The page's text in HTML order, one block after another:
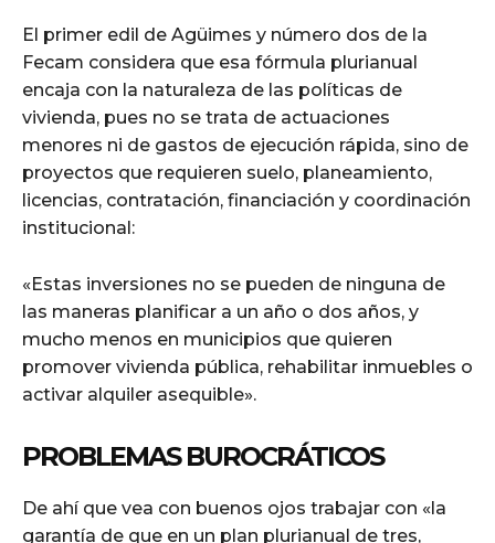
El primer edil de Agüimes y número dos de la
Fecam considera que esa fórmula plurianual
encaja con la naturaleza de las políticas de
vivienda, pues no se trata de actuaciones
menores ni de gastos de ejecución rápida, sino de
proyectos que requieren suelo, planeamiento,
licencias, contratación, financiación y coordinación
institucional:
«Estas inversiones no se pueden de ninguna de
las maneras planificar a un año o dos años, y
mucho menos en municipios que quieren
promover vivienda pública, rehabilitar inmuebles o
activar alquiler asequible».
PROBLEMAS BUROCRÁTICOS
De ahí que vea con buenos ojos trabajar con «la
garantía de que en un plan plurianual de tres,